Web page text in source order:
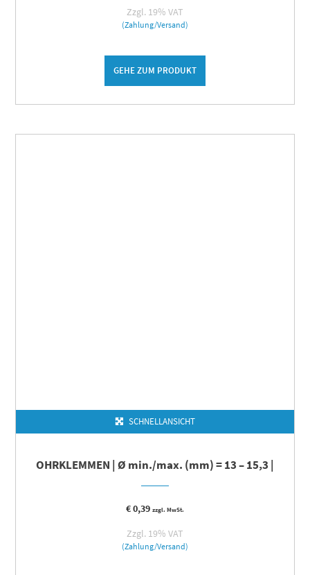
Zzgl. 19% VAT
(Zahlung/Versand)
GEHE ZUM PRODUKT
SCHNELLANSICHT
OHRKLEMMEN | Ø min./max. (mm) = 13 – 15,3 |
€0,39 zzgl. MwSt.
Zzgl. 19% VAT
(Zahlung/Versand)